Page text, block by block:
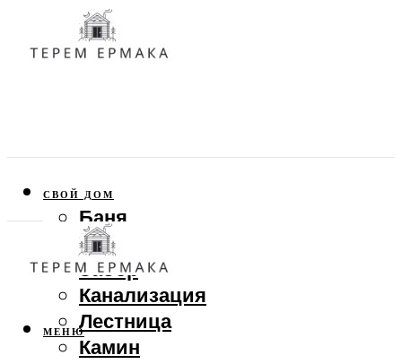
СВОЙ ДОМ
Баня
Веранда
Забор
Канализация
Лестница
Камин
МЕНЮ